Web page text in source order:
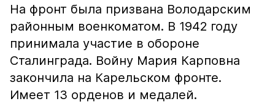
На фронт была призвана Володарским
районным военкоматом. В 1942 году
принимала участие в обороне
Сталинграда. Войну Мария Карповна
закончила на Карельском фронте.
Имеет 13 орденов и медалей.